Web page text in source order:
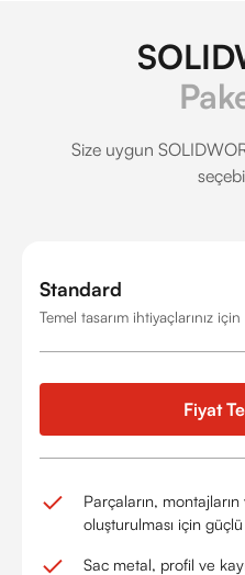
Size uygun
Standard
Temel tasarım ihtiyaçlarınız
Fiyat
Parçaların, montajların
oluşturulması için
Sac metal, profil ve